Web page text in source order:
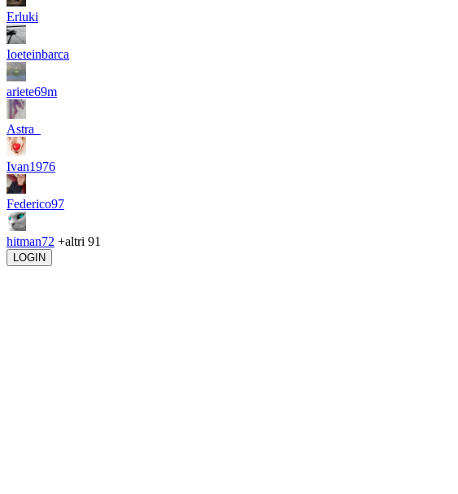
Erluki
Ioeteinbarca
ariete69m
Astra_
Ivan1976
Federico97
hitman72 +altri 91
LOGIN